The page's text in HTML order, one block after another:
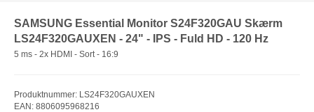
SAMSUNG Essential Monitor S24F320GAU Skærm
LS24F320GAUXEN - 24" - IPS - Fuld HD - 120 Hz
5 ms - 2x HDMI - Sort - 16:9
Produktnummer: LS24F320GAUXEN
EAN: 8806095968216